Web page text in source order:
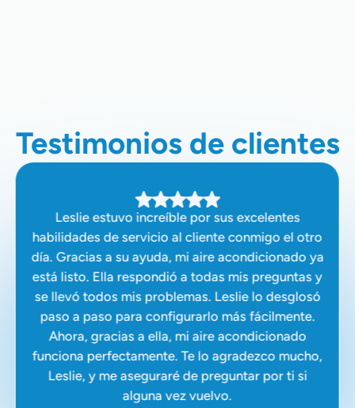
Testimonios de clientes
Leslie estuvo increíble por sus excelentes
habilidades de servicio al cliente conmigo el otro
día. Gracias a su ayuda, mi aire acondicionado ya
está listo. Ella respondió a todas mis preguntas y
se llevó todos mis problemas. Leslie lo desglosó
paso a paso para configurarlo más fácilmente.
Ahora, gracias a ella, mi aire acondicionado
funciona perfectamente. Te lo agradezco mucho,
Leslie, y me aseguraré de preguntar por ti si
alguna vez vuelvo.